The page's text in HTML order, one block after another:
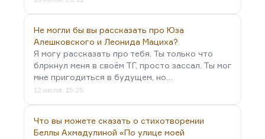
Не могли бы вы рассказать про Юза
Алешковского и Леонида Мациха?
Я могу рассказать про тебя. Ты только что
блркнул меня в своём ТГ, просто зассал. Ты мог
мне пригодиться в будущем, но…
12 июля, 15:25
Что вы можете сказать о стихотворении
Беллы Ахмадулиной «По улице моей